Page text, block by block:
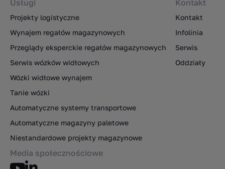
Usługi
Projekty logistyczne
Wynajem regałów magazynowych
Przeglądy eksperckie regałów magazynowych
Serwis wózków widłowych
Wózki widłowe wynajem
Tanie wózki
Automatyczne systemy transportowe
Automatyczne magazyny paletowe
Niestandardowe projekty magazynowe
Kontakt
Kontakt
Infolinia
Serwis
Oddziały
Media społecznościowe